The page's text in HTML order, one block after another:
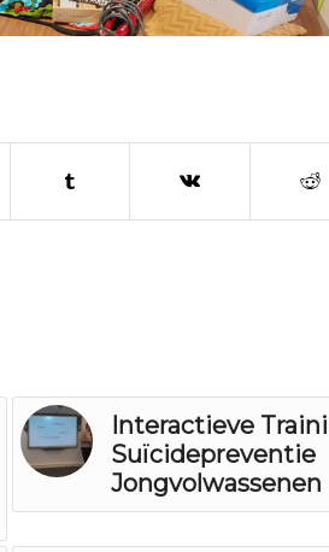
Interactieve
Suïcidepreventie
Jongvolwassenen